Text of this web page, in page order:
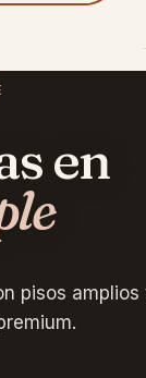
en
pisos